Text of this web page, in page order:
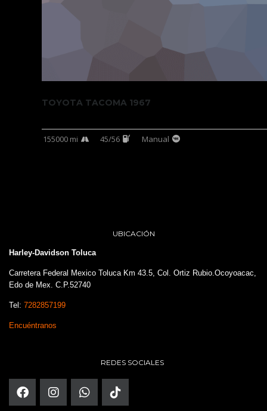
TOYOTA TACOMA 1967
155000 mi 45/56 Manual
UBICACIÓN
Harley-Davidson Toluca
Carretera Federal Mexico Toluca Km 43.5, Col. Ortiz Rubio.Ocoyoacac,
Edo de Mex. C.P.52740
Tel: 7282857199
Encuéntranos
REDES SOCIALES